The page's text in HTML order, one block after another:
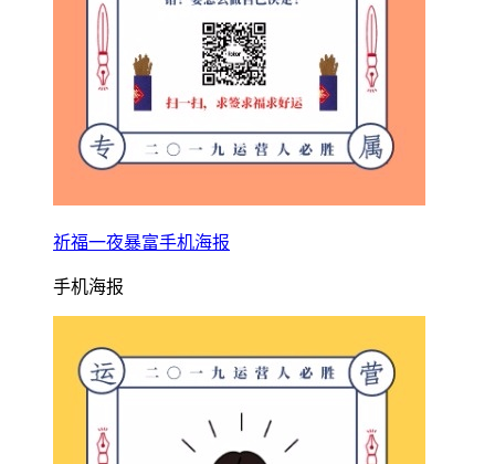
祈福一夜暴富手机海报
手机海报